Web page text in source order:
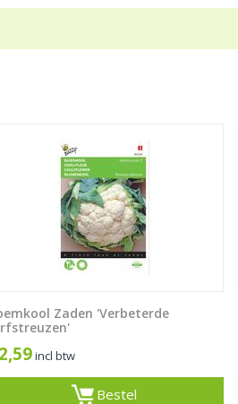
Zaden 'Verbeterde
2,59incl btw
Bestel